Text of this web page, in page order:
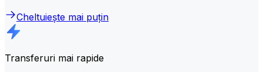
Cheltuiește mai puțin
Transferuri mai rapide